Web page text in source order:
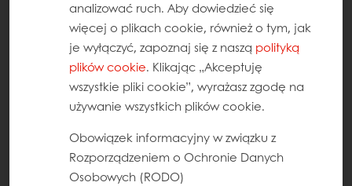
analizować ruch. Aby dowiedzieć się
więcej o plikach cookie, również o tym, jak
je wyłączyć, zapoznaj się z naszą polityką
plików cookie. Klikając „Akceptuję
wszystkie pliki cookie”, wyrażasz zgodę na
używanie wszystkich plików cookie.
Obowiązek informacyjny w związku z
Rozporządzeniem o Ochronie Danych
Osobowych (RODO)